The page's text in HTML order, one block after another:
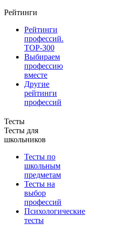
Рейтинги
Рейтинги
профессий.
TOP-300
Выбираем
профессию
вместе
Другие
рейтинги
профессий
Тесты
Тесты для
школьников
Тесты по
школьным
предметам
Тесты на
выбор
профессий
Психологические
тесты